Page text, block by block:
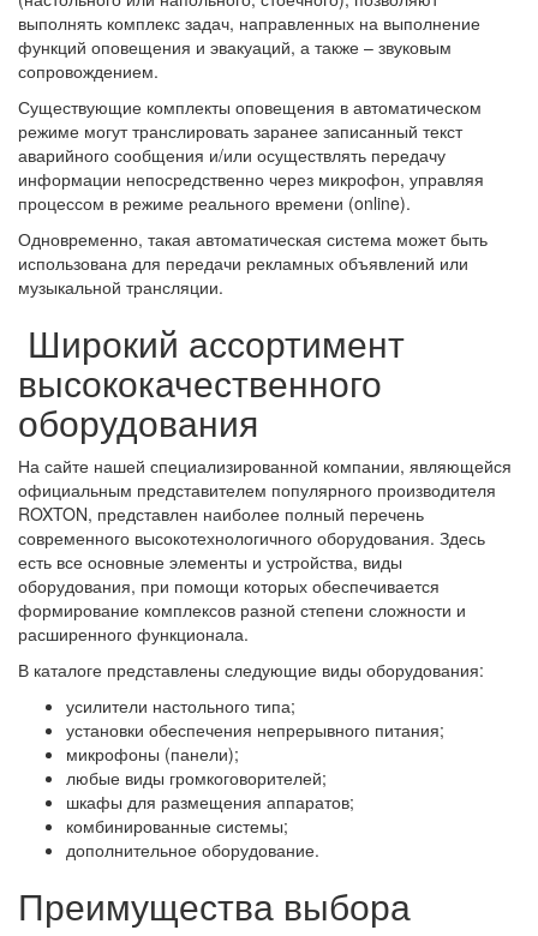
выполнять комплекс задач, направленных на выполнение
функций оповещения и эвакуаций, а также – звуковым
сопровождением.
Существующие комплекты оповещения в автоматическом
режиме могут транслировать заранее записанный текст
аварийного сообщения и/или осуществлять передачу
информации непосредственно через микрофон, управляя
процессом в режиме реального времени (online).
Одновременно, такая автоматическая система может быть
использована для передачи рекламных объявлений или
музыкальной трансляции.
Широкий ассортимент
высококачественного
оборудования
На сайте нашей специализированной компании, являющейся
официальным представителем популярного производителя
ROXTON, представлен наиболее полный перечень
современного высокотехнологичного оборудования. Здесь
есть все основные элементы и устройства, виды
оборудования, при помощи которых обеспечивается
формирование комплексов разной степени сложности и
расширенного функционала.
В каталоге представлены следующие виды оборудования:
усилители настольного типа;
установки обеспечения непрерывного питания;
микрофоны (панели);
любые виды громкоговорителей;
шкафы для размещения аппаратов;
комбинированные системы;
дополнительное оборудование.
Преимущества выбора